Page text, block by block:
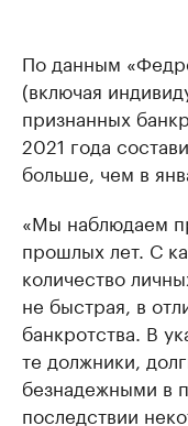
По данным
(включая
признанных
2021 года
больше, чем в
«Мы наблюдаем
прошлых лет. С
количество
не быстрая, в
банкротства. В
те должники,
безнадежными в
последствии